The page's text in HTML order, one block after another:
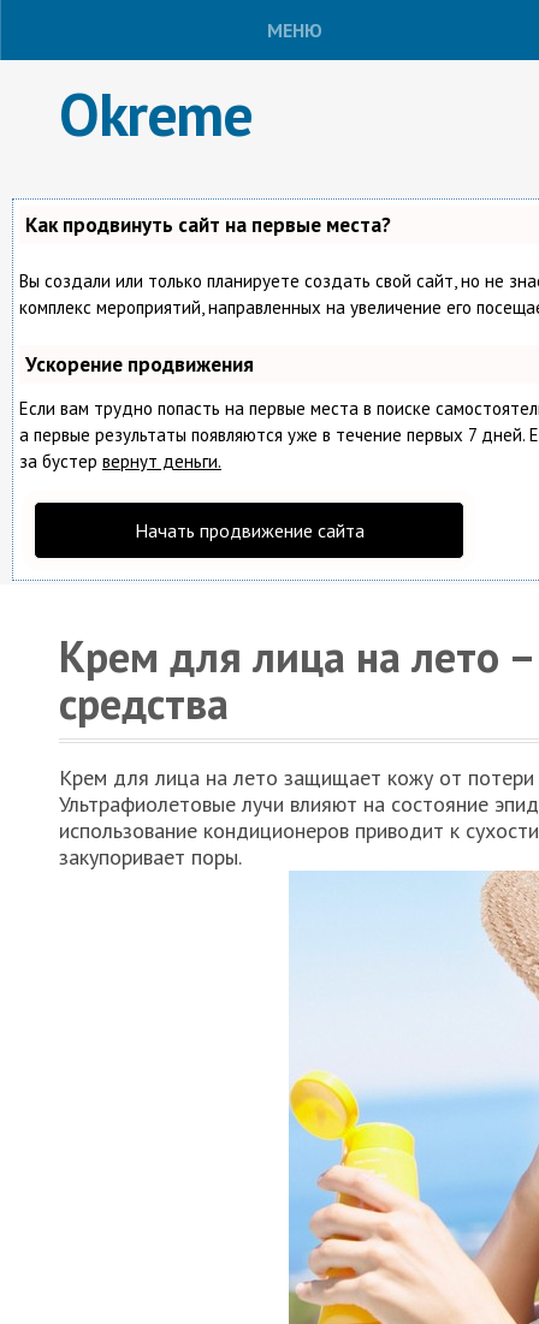
МЕНЮ
Okreme
Как продвинуть сайт на первые места?
Вы создали или только планируете создать свой сайт, но не
комплекс мероприятий, направленных на увеличение его
Ускорение продвижения
Если вам трудно попасть на первые места в поиске
а первые результаты появляются уже в течение первых 7
за бустер вернут деньги.
Начать продвижение сайта
Крем для лица на лето –
средства
Крем для лица на лето защищает кожу от потери
Ультрафиолетовые лучи влияют на состояние
использование кондиционеров приводит к
закупоривает поры.